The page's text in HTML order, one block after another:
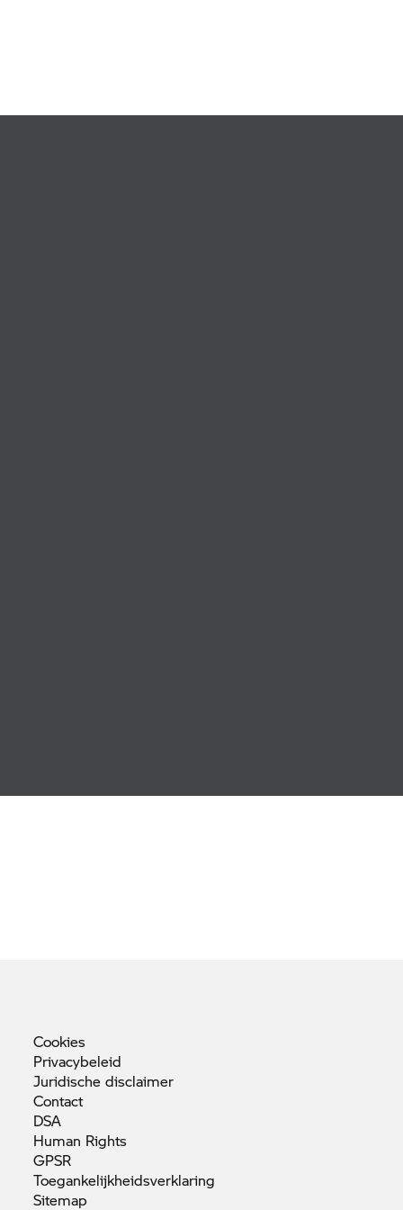
Cookies
Privacybeleid
Juridische disclaimer
Contact
DSA
Human Rights
GPSR
Toegankelijkheidsverklaring
Sitemap